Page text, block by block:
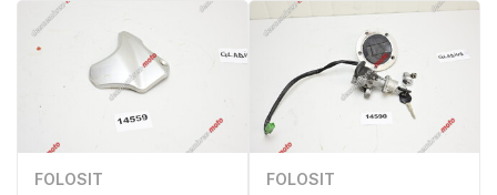
FOLOSIT FOLOSIT